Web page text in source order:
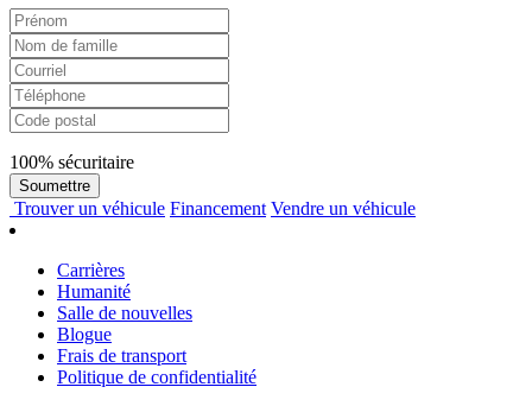
100% sécuritaire
Soumettre
Trouverun véhicule Financement Vendre un véhicule
Carrières
Humanité
Salle de nouvelles
Blogue
Frais de transport
Politique de confidentialité